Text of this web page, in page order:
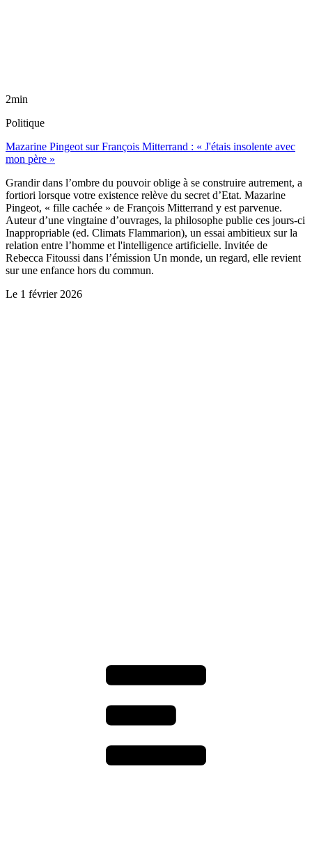
2min
Politique
Mazarine Pingeot sur François Mitterrand : « J'étais insolente avec
mon père »
Grandir dans l’ombre du pouvoir oblige à se construire autrement, a
fortiori lorsque votre existence relève du secret d’Etat. Mazarine
Pingeot, « fille cachée » de François Mitterrand y est parvenue.
Auteur d’une vingtaine d’ouvrages, la philosophe publie ces jours-ci
Inappropriable (ed. Climats Flammarion), un essai ambitieux sur la
relation entre l’homme et l'intelligence artificielle. Invitée de
Rebecca Fitoussi dans l’émission Un monde, un regard, elle revient
sur une enfance hors du commun.
Le 1 février 2026